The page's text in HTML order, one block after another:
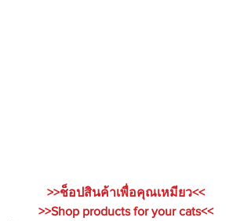
>>ช็อปสินค้าเพื่อคุณเหมียว<<
>>Shop products for your cats<<